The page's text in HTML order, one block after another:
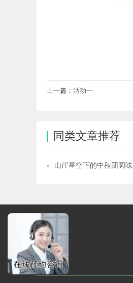
上一篇： 活动一
同类文章推荐
山崖星空下的中秋团圆味